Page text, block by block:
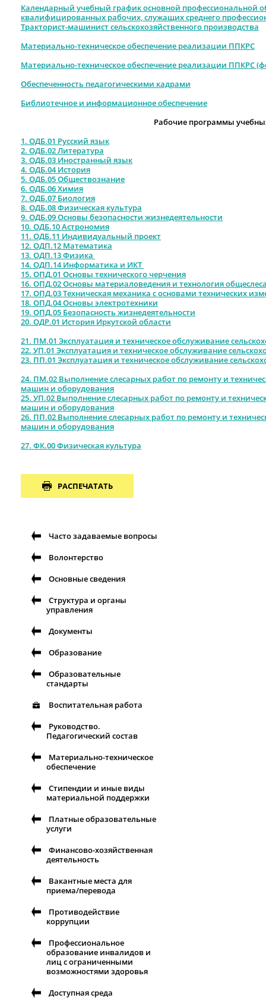
Календарный учебный график основной профессиональной
квалифицированных рабочих, служащих среднего
Тракторист-машинист сельскохозяйственного производства
Материально-техническое обеспечение реализации ППКРС
Материально-техническое обеспечение реализации ППКРС
Обеспеченность педагогическими кадрами
Библиотечное и информационное обеспечение
Рабочие программы
1. ОДБ.01 Русский язык
2. ОДБ.02 Литература
3. ОДБ.03 Иностранный язык
4. ОДБ.04 История
5. ОДБ.05 Обществознание
6. ОДБ.06 Химия
7. ОДБ.07 Биология
8. ОДБ.08 Физическая культура
9. ОДБ.09 Основы безопасности жизнедеятельности
10. ОДБ.10 Астрономия
11. ОДБ.11 Индивидуальный проект
12. ОДП.12 Математика
13. ОДП.13Физика
14. ОДП.14 Информатика и ИКТ
15. ОПД.01 Основы технического черчения
16. ОПД.02 Основы материаловедения и технология
17. ОПД.03 Техническая механика с основами технических
18. ОПД.04 Основы электротехники
19. ОПД.05 Безопасность жизнедеятельности
20. ОДР.01 История Иркутской области
21. ПМ.01 Эксплуатация и техническое обслуживание
22. УП.01 Эксплуатация и техническое обслуживание
23. ПП.01 Эксплуатация и техническое обслуживание
24. ПМ.02 Выполнение слесарных работ по ремонту и
машин и оборудования
25. УП.02 Выполнение слесарных работ по ремонту и
машин и оборудования
26. ПП.02 Выполнение слесарных работ по ремонту и
машин и оборудования
27. ФК.00 Физическая культура
РАСПЕЧАТАТЬ
Часто задаваемые вопросы
Волонтерство
Основные сведения
Структура и органы
управления
Документы
Образование
Образовательные
стандарты
Воспитательная работа
Руководство.
Педагогический состав
Материально-техническое
обеспечение
Стипендии и иные виды
материальной поддержки
Платные образовательные
услуги
Финансово-хозяйственная
деятельность
Вакантные места для
приема/перевода
Противодействие
коррупции
Профессиональное
образование инвалидов и
лиц с ограниченными
возможностями здоровья
Доступная среда